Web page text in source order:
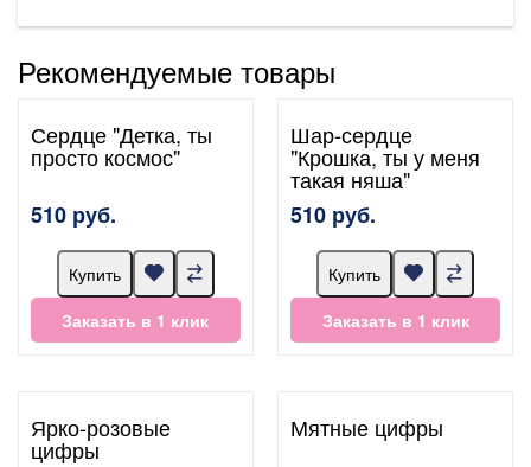
Рекомендуемые товары
Сердце "Детка, ты
просто космос"
510 руб.
Купить
Заказать в 1 клик
Шар-сердце
"Крошка, ты у меня
такая няша"
510 руб.
Купить
Заказать в 1 клик
Ярко-розовые
цифры
Мятные цифры